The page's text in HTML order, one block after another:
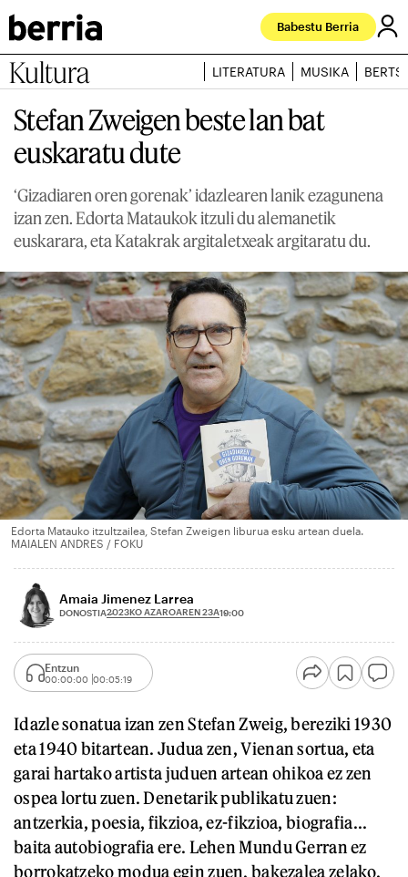
Babestu Berria
Kultura LITERATURA MUSIKA
Stefan Zweigen beste lan bat
euskaratu dute
‘Gizadiaren oren gorenak’ idazlearen lanik ezagunena
izan zen. Edorta Mataukok itzuli du alemanetik
euskarara, eta Katakrak argitaletxeak argitaratu du.
Edorta Matauko itzultzailea, Stefan Zweigen liburua esku artean duela.
MAIALEN ANDRES / FOKU
Amaia Jimenez Larrea
DONOSTIA2023KO AZAROAREN 23A19:00
Entzun
00:00:00 00:05:19
Idazle sonatua izan zen Stefan Zweig, bereziki 1930
eta 1940 bitartean. Judua zen, Vienan sortua, eta
garai hartako artista juduen artean ohikoa ez zen
ospea lortu zuen. Denetarik publikatu zuen:
antzerkia, poesia, fikzioa, ez-fikzioa, biografia...
baita autobiografia ere. Lehen Mundu Gerran ez
borrokatzeko modua egin zuen, bakezalea zelako.